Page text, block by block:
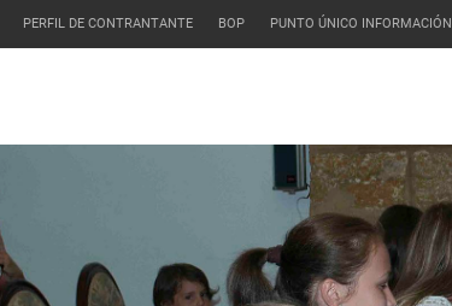
PERFIL DE CONTRANTANTE BOP PUNTO ÚNICO INFORMACIÓN